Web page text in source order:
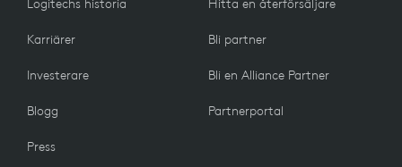
Logitechs historia
Karriärer
Investerare
Blogg
Press
Hitta en återförsäljare
Bli partner
Bli en Alliance Partner
Partnerportal